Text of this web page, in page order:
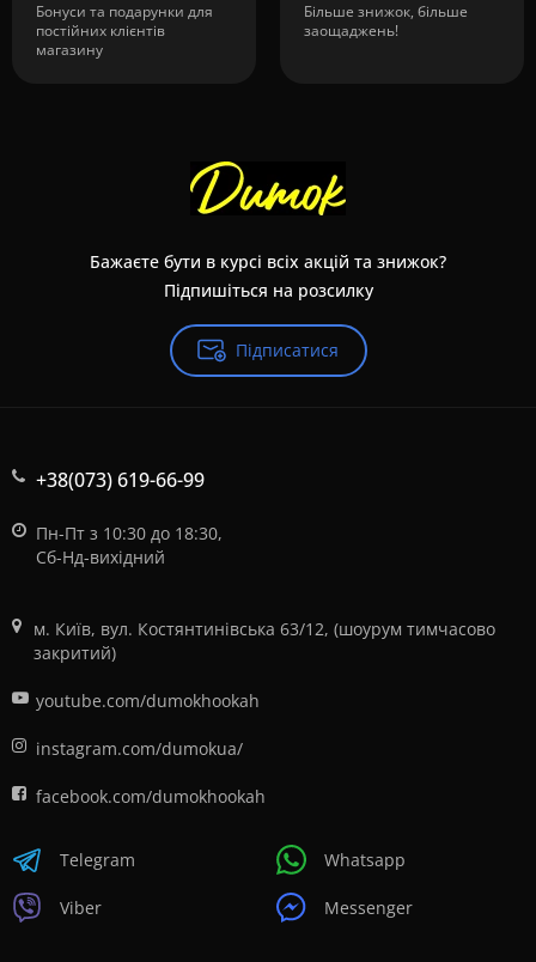
Бонуси та подарунки для
постійних клієнтів
магазину
Більше знижок, більше
заощаджень!
Бажаєте бути в курсі всіх акцій та знижок?
Підпишіться на розсилку
Підписатися
+38(073) 619-66-99
Пн-Пт з 10:30 до 18:30,
Сб-Нд-вихідний
м. Київ, вул. Костянтинівська 63/12, (шоурум тимчасово
закритий)
youtube.com/dumokhookah
instagram.com/dumokua/
facebook.com/dumokhookah
Telegram
Viber
Whatsapp
Messenger